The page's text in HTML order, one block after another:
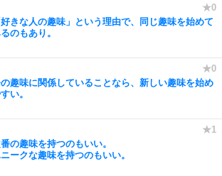
好きな人の趣味」という理由で、同じ趣味を始めて
のもあり。
趣味に関係していることなら、新しい趣味を始め
い。
の趣味を持つのもいい。
ークな趣味を持つのもいい。